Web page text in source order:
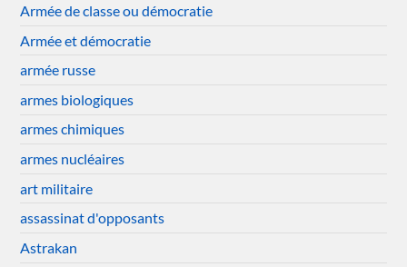
Armée de classe ou démocratie
Armée et démocratie
armée russe
armes biologiques
armes chimiques
armes nucléaires
art militaire
assassinat d'opposants
Astrakan